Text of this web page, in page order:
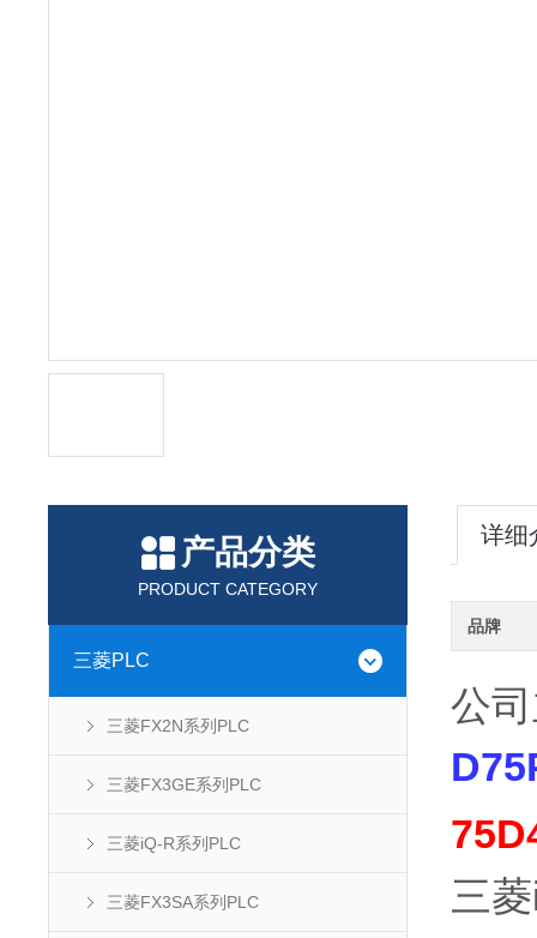
产品分类
PRODUCT CATEGORY
三菱PLC
三菱FX2N系列PLC
三菱FX3GE系列PLC
三菱iQ-R系列PLC
三菱FX3SA系列PLC
详细
品牌
公
三